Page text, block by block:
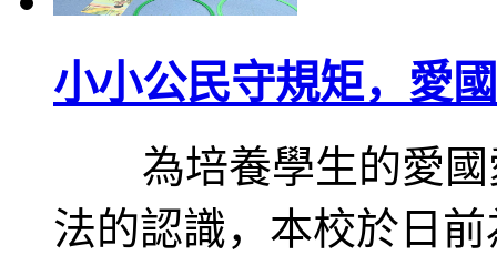
小小公民守規矩，愛
為培養學生的愛國
法的認識，本校於日